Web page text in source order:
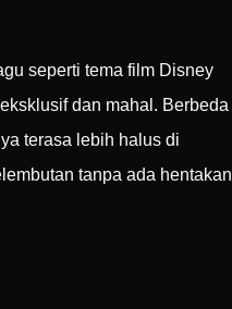
seperti tema film Disney
dan mahal. Berbeda
terasa lebih halus di
tanpa ada hentakan